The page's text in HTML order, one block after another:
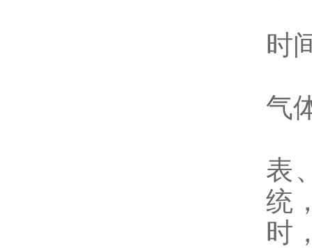
时
气
表
统
时